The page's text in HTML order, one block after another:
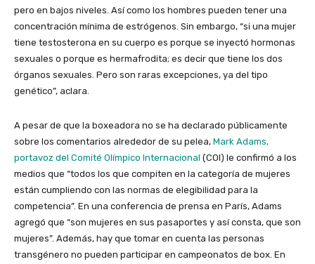
pero en bajos niveles. Así como los hombres pueden tener una
concentración mínima de estrógenos. Sin embargo, “si una mujer
tiene testosterona en su cuerpo es porque se inyectó hormonas
sexuales o porque es hermafrodita; es decir que tiene los dos
órganos sexuales. Pero son raras excepciones, ya del tipo
genético”, aclara.
A pesar de que la boxeadora no se ha declarado públicamente
sobre los comentarios alrededor de su pelea, Mark Adams,
portavoz del Comité Olímpico Internacional (COI) le confirmó a los
medios que “todos los que compiten en la categoría de mujeres
están cumpliendo con las normas de elegibilidad para la
competencia”. En una conferencia de prensa en París, Adams
agregó que “son mujeres en sus pasaportes y así consta, que son
mujeres”. Además, hay que tomar en cuenta las personas
transgénero no pueden participar en campeonatos de box. En